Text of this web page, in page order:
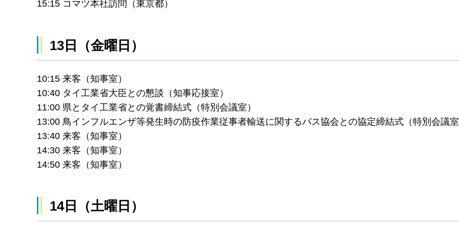
15:15 コマツ本社訪問（東京都）
13日（金曜日）
10:15 来客（知事室）
10:40 タイ工業省大臣との懇談（知事応接室）
11:00 県とタイ工業省との覚書締結式（特別会議室）
13:00 鳥インフルエンザ等発生時の防疫作業従事者輸送に関するバス協会との協定締結式（特別会議
13:40 来客（知事室）
14:30 来客（知事室）
14:50 来客（知事室）
14日（土曜日）